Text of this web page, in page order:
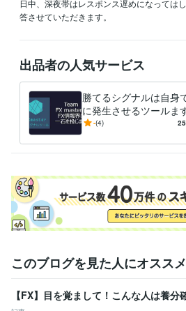
日中、深夜帯はレスポンス遅めになっては
答させていただきます。
出品者の人気サービス
勝てるシグナルは自身
に発生させるツールま
代未聞？勝てるシグナ
ツール
-(4)
このブログを見た人にオススメ
【FX】目を覚まして！こんな人は養分